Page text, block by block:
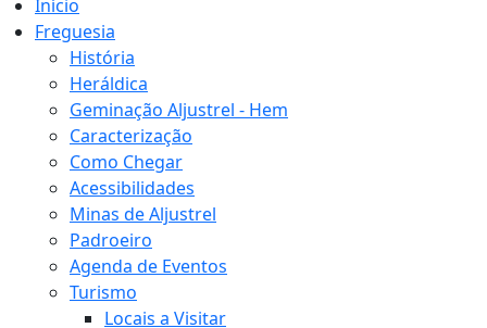
Início
Freguesia
História
Heráldica
Geminação Aljustrel - Hem
Caracterização
Como Chegar
Acessibilidades
Minas de Aljustrel
Padroeiro
Agenda de Eventos
Turismo
Locais a Visitar